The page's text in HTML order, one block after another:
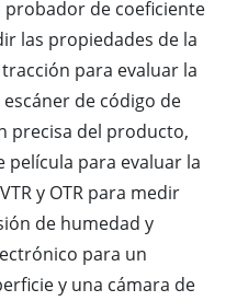
probador de coeficiente
las propiedades de la
para evaluar la
de código de
precisa del producto,
para evaluar la
y OTR para medir
de humedad y
para un
y una cámara de